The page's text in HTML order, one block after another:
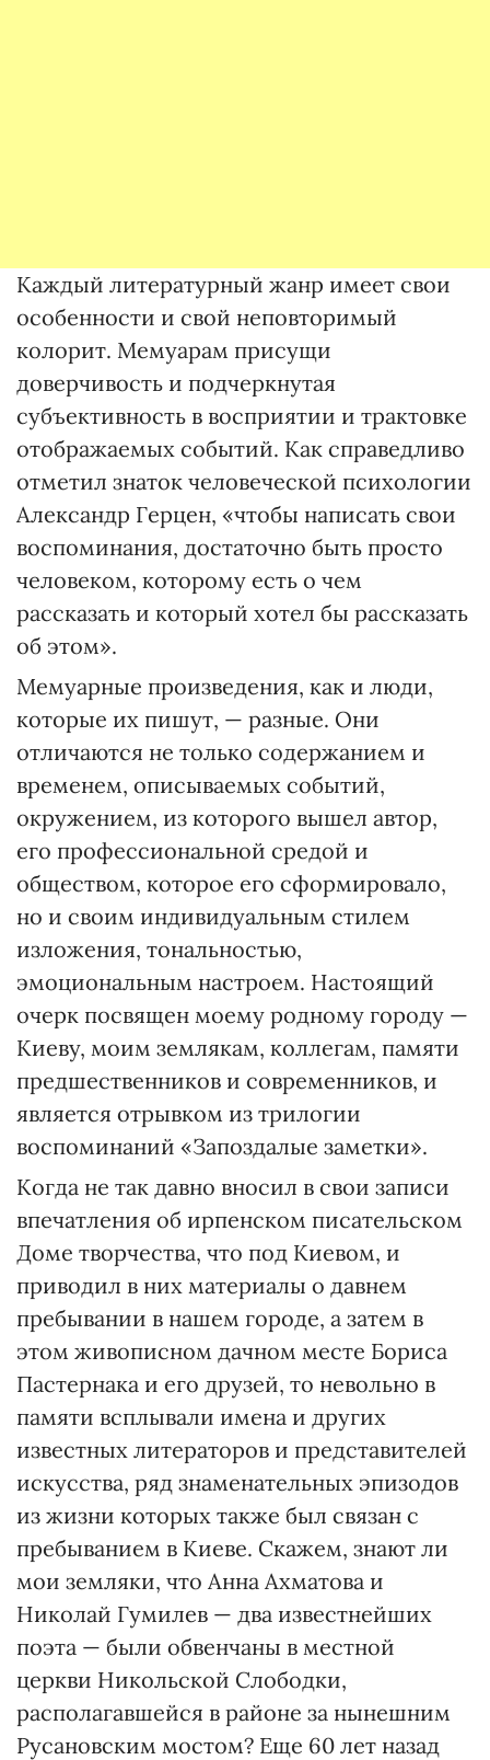
Каждый литературный жанр имеет свои
особенности и свой неповторимый
колорит. Мемуарам присущи
доверчивость и подчеркнутая
субъективность в восприятии и трактовке
отображаемых событий. Как справедливо
отметил знаток человеческой психологии
Александр Герцен, «чтобы написать свои
воспоминания, достаточно быть просто
человеком, которому есть о чем
рассказать и который хотел бы рассказать
об этом».
Мемуарные произведения, как и люди,
которые их пишут, — разные. Они
отличаются не только содержанием и
временем, описываемых событий,
окружением, из которого вышел автор,
его профессиональной средой и
обществом, которое его сформировало,
но и своим индивидуальным стилем
изложения, тональностью,
эмоциональным настроем. Настоящий
очерк посвящен моему родному городу —
Киеву, моим землякам, коллегам, памяти
предшественников и современников, и
является отрывком из трилогии
воспоминаний «Запоздалые заметки».
Когда не так давно вносил в свои записи
впечатления об ирпенском писательском
Доме творчества, что под Киевом, и
приводил в них материалы о давнем
пребывании в нашем городе, а затем в
этом живописном дачном месте Бориса
Пастернака и его друзей, то невольно в
памяти всплывали имена и других
известных литераторов и представителей
искусства, ряд знаменательных эпизодов
из жизни которых также был связан с
пребыванием в Киеве. Скажем, знают ли
мои земляки, что Анна Ахматова и
Николай Гумилев — два известнейших
поэта — были обвенчаны в местной
церкви Никольской Слободки,
располагавшейся в районе за нынешним
Русановским мостом? Еще 60 лет назад